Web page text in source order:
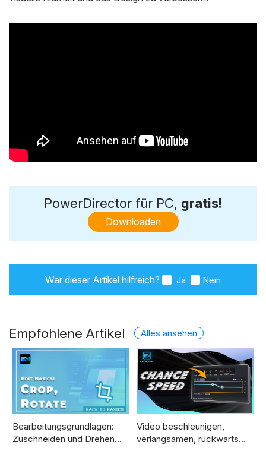
PowerDirector für PC, gratis!
Downloaden
War dieser Artikel hilfreich? Ja Nein
Empfohlene Artikel Alles ansehen
Bearbeitungsgrundlagen:
Zuschneiden und Drehen…
Video beschleunigen,
verlangsamen, rückwärts…